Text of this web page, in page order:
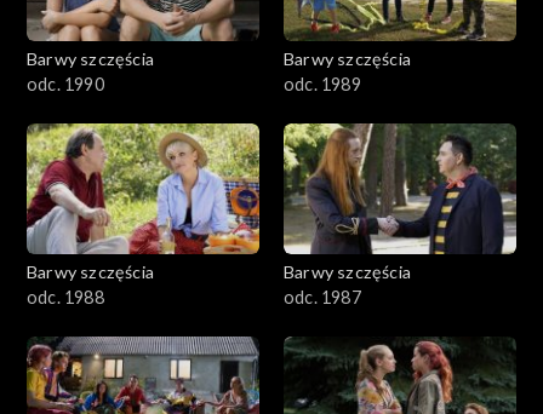
1301–1400
1101–1200
1001–1100
901–1000
801–900
782–800
Barwy szczęścia
odc. 1990
Barwy szczęścia
odc. 1989
Barwy szczęścia
odc. 1988
Barwy szczęścia
odc. 1987